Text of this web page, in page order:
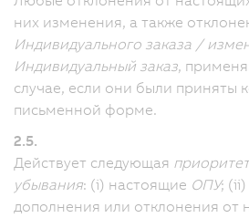
них изменения, а также
Индивидуального заказа /
Индивидуальный заказ,
случае, если они были приняты
письменной форме.
2.5.
Действует следующая
убывания: (i) настоящие ОПУ;
дополнения или отклонения от